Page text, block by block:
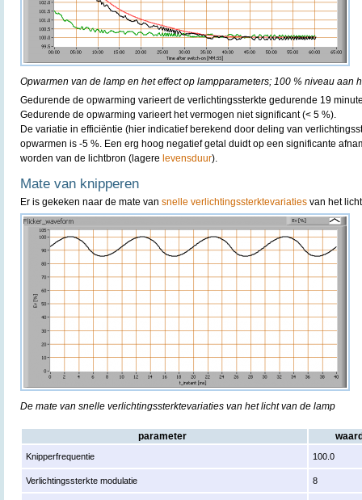
Opwarmen van de lamp en het effect op lampparameters; 100 % niveau aan
Gedurende de opwarming varieert de verlichtingssterkte gedurende 19
Gedurende de opwarming varieert het vermogen niet significant (< 5 %).
De variatie in efficiëntie (hier indicatief berekend door deling van
opwarmen is -5 %. Een erg hoog negatief getal duidt op een significante
worden van de lichtbron (lagere levensduur).
Mate van knipperen
Er is gekeken naar de mate van snelle verlichtingssterktevariaties van het
De mate van snelle verlichtingssterktevariaties van het licht van de lamp
parameter
Knipperfrequentie 100.0
Verlichtingssterkte modulatie 8